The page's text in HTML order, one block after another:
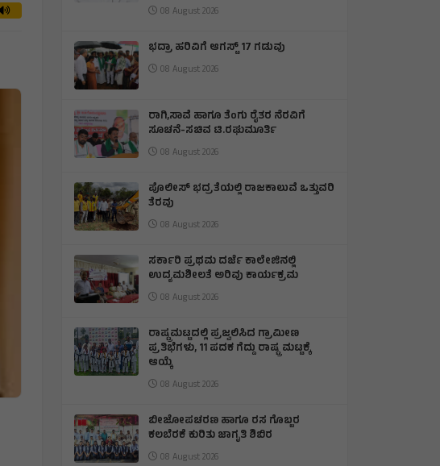
08 August 2026
ಭದ್ರಾ ಹರಿವಿಗೆ ಆಗಸ್ಟ್ 17 ಗಡುವು
08 August 2026
ರಾಗಿ,ಸಾವೆ ಹಾಗೂ ತೆಂಗು ರೈತರ ನೆರವಿಗೆ
ಸೂಚನೆ-ಸಚಿವ ಟಿ.ರಘುಮೂರ್ತಿ
08 August 2026
ಪೊಲೀಸ್ ಭದ್ರತೆಯಲ್ಲಿ ರಾಜಕಾಲುವೆ ಒತ್ತುವರಿ
ತೆರವು
08 August 2026
ಸರ್ಕಾರಿ ಪ್ರಥಮ ದರ್ಜೆ ಕಾಲೇಜಿನಲ್ಲಿ
ಉದ್ಯಮಶೀಲತೆ ಅರಿವು ಕಾರ್ಯಕ್ರಮ
08 August 2026
ರಾಷ್ಟ್ರಮಟ್ಟದಲ್ಲಿ ಪ್ರಜ್ವಲಿಸಿದ ಗ್ರಾಮೀಣ
ಪ್ರತಿಭೆಗಳು, 11 ಪದಕ ಗೆದ್ದು ರಾಷ್ಟ್ರ ಮಟ್ಟಕ್ಕೆ
ಆಯ್ಕೆ
08 August 2026
ಬೀಜೋಪಚರಣ ಹಾಗೂ ರಸ ಗೊಬ್ಬರ
ಕಲಬೆರಕೆ ಕುರಿತು ಜಾಗೃತಿ ಶಿಬಿರ
08 August 2026